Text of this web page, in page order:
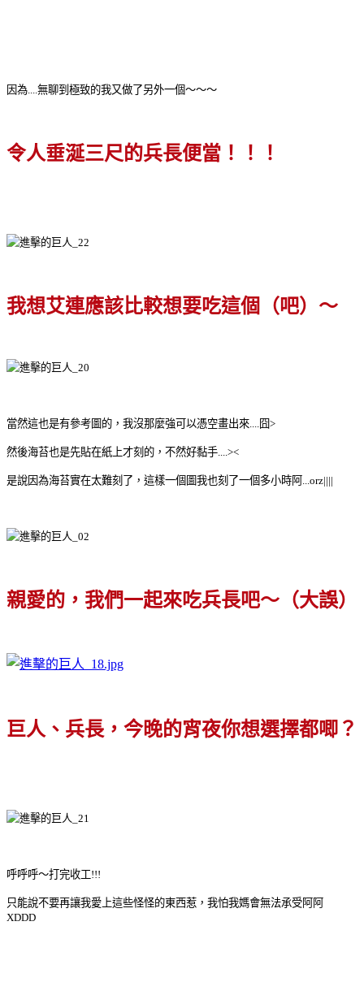
因為....無聊到極致的我又做了另外一個～～～
令人垂涎三尺的兵長便當！！！
我想艾連應該比較想要吃這個（吧）～
當然這也是有參考圖的，我沒那麼強可以憑空畫出來....囧>
然後海苔也是先貼在紙上才刻的，不然好黏手....><
是說因為海苔實在太難刻了，這樣一個圖我也刻了一個多小時阿...orz||||
親愛的，我們一起來吃兵長吧～（大誤）
巨人、兵長，今晚的宵夜你想選擇都唧？
呼呼呼～打完收工!!!
只能說不要再讓我愛上這些怪怪的東西惹，我怕我媽會無法承受阿阿
XDDD